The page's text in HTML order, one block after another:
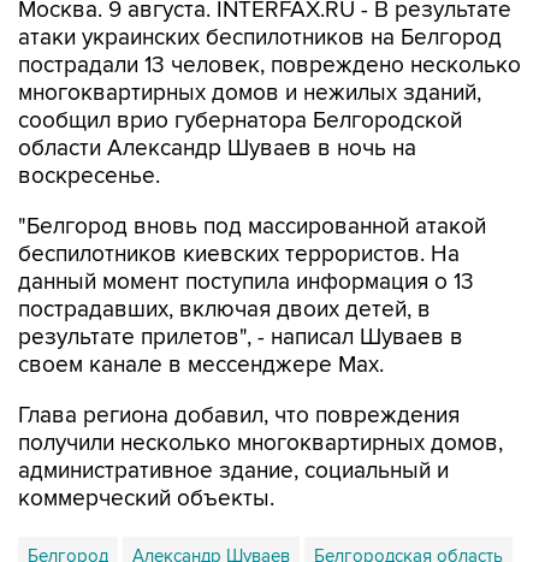
пострадали 13 человек, повреждено несколько
многоквартирных домов и нежилых зданий,
сообщил врио губернатора Белгородской
области Александр Шуваев в ночь на
воскресенье.
"Белгород вновь под массированной атакой
данный момент поступила информация о 13
пострадавших, включая двоих детей, в
результате прилетов", - написал Шуваев в
своем канале в мессенджере Max.
Глава региона добавил, что повреждения
административное здание, социальный и
коммерческий объекты.
Белгород Александр Шуваев